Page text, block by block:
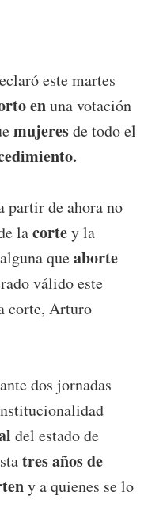
este martes
enuna votación
mujeresde todo el
partir de ahora no
lacortey la
alguna queaborte
válido este
corte, Arturo
dos jornadas
del estado de
tres años de
y a quienes se lo